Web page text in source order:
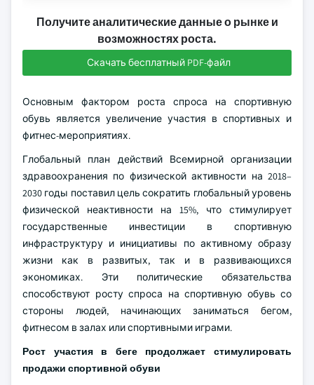
Получите аналитические данные о рынке и
возможностях роста.
Скачать бесплатный PDF-файл
Основным фактором роста спроса на спортивную
обувь является увеличение участия в спортивных и
фитнес-мероприятиях.
Глобальный план действий Всемирной организации
здравоохранения по физической активности на 2018–
2030 годы поставил цель сократить глобальный уровень
физической неактивности на 15%, что стимулирует
государственные инвестиции в спортивную
инфраструктуру и инициативы по активному образу
жизни как в развитых, так и в развивающихся
экономиках. Эти политические обязательства
способствуют росту спроса на спортивную обувь со
стороны людей, начинающих заниматься бегом,
фитнесом в залах или спортивными играми.
Рост участия в беге продолжает стимулировать
продажи спортивной обуви